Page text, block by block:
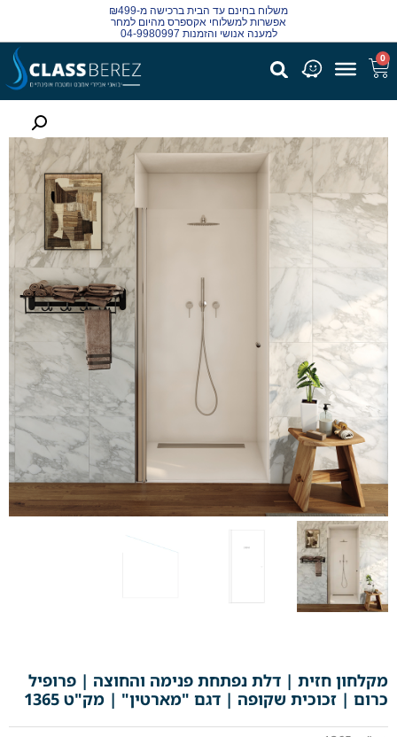
משלוח בחינם עד הבית ברכישה מ-₪499
אפשרות למשלוחי אקספרס מהיום למחר
למענה אנושי והזמנות 04-9980997
0
מקלחון חזית | דלת נפתחת פנימה והחוצה | פרופיל
כרום | זכוכית שקופה | דגם "מארטין" | מק"ט 1365